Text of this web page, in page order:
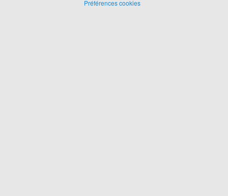
Préférences cookies